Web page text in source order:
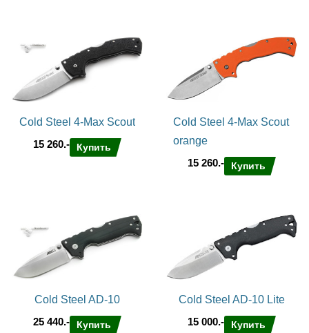
Cold Steel 4-Max Scout
15 260.-
Купить
Cold Steel 4-Max Scout
orange
15 260.-
Купить
Cold Steel AD-10
25 440.-
Купить
Cold Steel AD-10 Lite
15 000.-
Купить